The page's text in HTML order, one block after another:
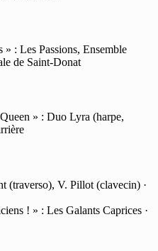
: Les Passions, Ensemble
de Saint-Donat
» : Duo Lyra (harpe,
(traverso), V. Pillot (clavecin) ·
! » : Les Galants Caprices ·